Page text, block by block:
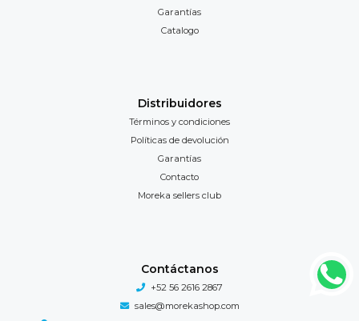
Garantías
Catalogo
Distribuidores
Términos y condiciones
Políticas de devolución
Garantías
Contacto
Moreka sellers club
Contáctanos
+52 56 2616 2867
sales@morekashop.com